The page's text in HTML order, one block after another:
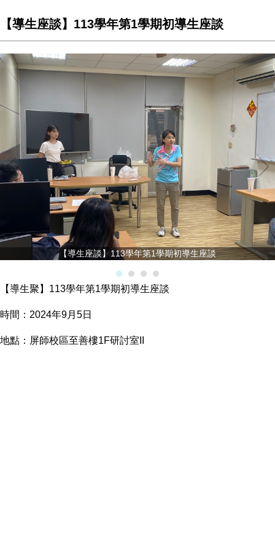
【導生座談】113學年第1學期初導生座談
【導生座談】113學年第1學期初導生座談
【導生聚】113學年第1學期初導生座談
時間：2024年9月5日
地點：屏師校區至善樓1F研討室II